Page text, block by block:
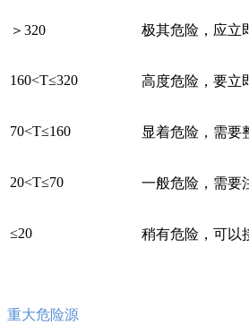
＞320 极其危险，应立
160<T≤320 高度危险，要立
70<T≤160 显着危险，需要
20<T≤70 一般危险，需要
≤20 稍有危险，可以
重大危险源